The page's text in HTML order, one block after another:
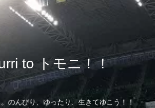
to トモニ！！
のんびり、ゆったり、生きてゆこう！！